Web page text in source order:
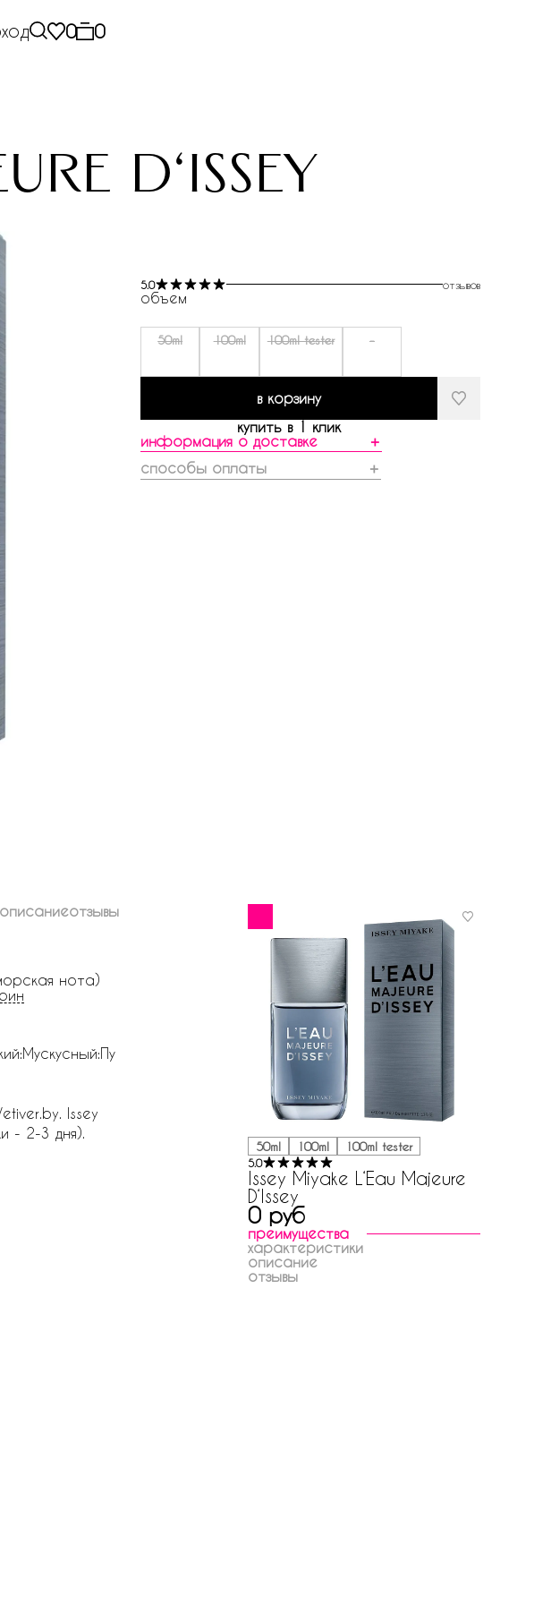
0 0
d‘issey
5.0 отзывов
объем
50ml 100ml 100ml tester -
в корзину
купить в 1 клик
информация о доставке
＋
способы оплаты
＋
описаниеотзывы
нота)
Issey
- 2-3 дня).
50ml 100ml 100ml tester
5.0
Issey Miyake L‘Eau Majeure
D‘Issey
0 руб
преимущества
характеристики
описание
отзывы